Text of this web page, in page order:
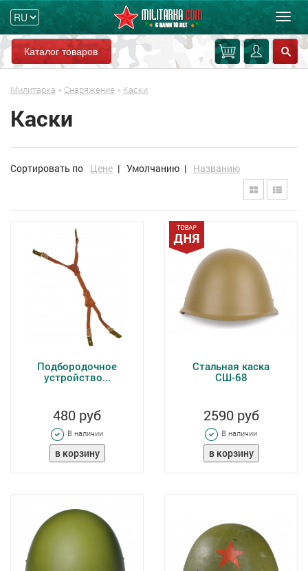
Каталог товаров
Милитарка » Снаряжение » Каски
Каски
Сортировать по Цене | Умолчанию | Названию
Подбородочное
устройство...
480 руб
В наличии
Стальная каска
СШ-68
2590 руб
В наличии